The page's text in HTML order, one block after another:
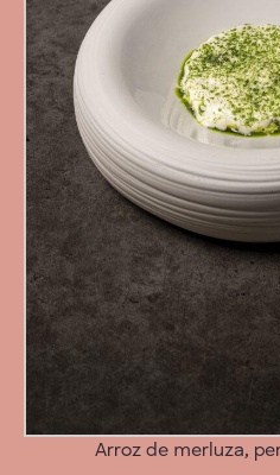
Arroz de merluza,